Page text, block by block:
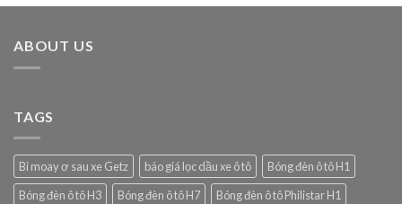
ABOUT US
TAGS
Bi moay ơ sau xe Getz báo giá lọc dầu xe ô tô
Bóng đèn ô tô H1
Bóng đèn ô tô H3
Bóng đèn ô tô H7
Bóng đèn ô tô Philistar H1